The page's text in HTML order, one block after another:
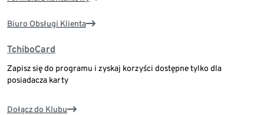
Biuro Obsługi Klienta
TchiboCard
Zapisz się do programu i zyskaj korzyści dostępne tylko dla
posiadacza karty
Dołącz do Klubu